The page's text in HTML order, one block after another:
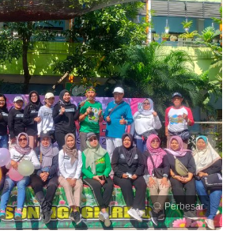
Perbesar